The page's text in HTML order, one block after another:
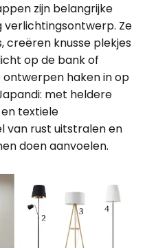
zijn belangrijke
Ze
creëren knusse plekjes
op de bank of
ontwerpen haken in op
met heldere
textiele
van rust uitstralen en
doen aanvoelen.